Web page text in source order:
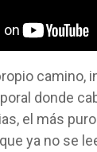
camino,
donde
el más
ya no se